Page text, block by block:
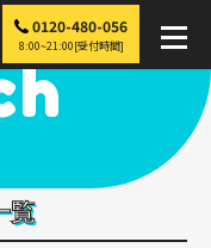
0120-480-056
8:00~21:00[受付時間]
> 熊野市
覧